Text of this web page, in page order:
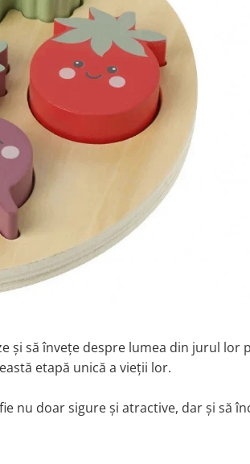
și să învețe despre lumea din jurul lor
etapă unică a vieții lor.
nu doar sigure și atractive, dar și să